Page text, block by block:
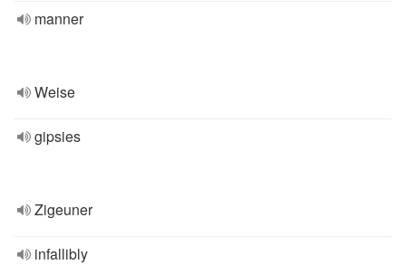
manner
Weise
gipsies
Zigeuner
infallibly